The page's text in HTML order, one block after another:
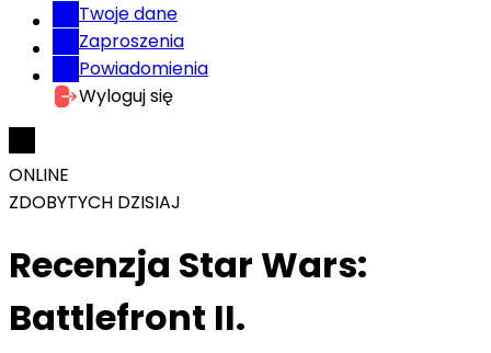
Twoje dane
Zaproszenia
Powiadomienia
Wyloguj się
ONLINE
ZDOBYTYCH DZISIAJ
Recenzja Star Wars:
Battlefront II.